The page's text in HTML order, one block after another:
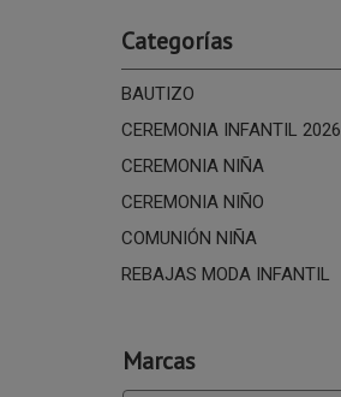
Categorías
BAUTIZO
CEREMONIA INFANTIL 2026
CEREMONIA NIÑA
CEREMONIA NIÑO
COMUNIÓN NIÑA
REBAJAS MODA INFANTIL
Marcas